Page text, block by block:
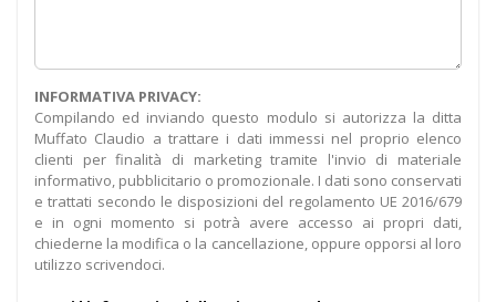
INFORMATIVA PRIVACY:
Compilando ed inviando questo modulo si autorizza la ditta
Muffato Claudio a trattare i dati immessi nel proprio elenco
clienti per finalità di marketing tramite l'invio di materiale
informativo, pubblicitario o promozionale. I dati sono conservati
e trattati secondo le disposizioni del regolamento UE 2016/679
e in ogni momento si potrà avere accesso ai propri dati,
chiederne la modifica o la cancellazione, oppure opporsi al loro
utilizzo scrivendoci.